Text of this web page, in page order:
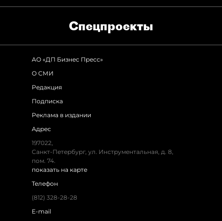
Спец­проекты
АО «ДП Бизнес Пресс»
О СМИ
Редакция
Подписка
Реклама в издании
Адрес
197022,
Санкт-Петербург, ул. Инструментальная, д. 8,
пом. 74.
показать на карте
Телефон
(812) 328-28-28
E-mail